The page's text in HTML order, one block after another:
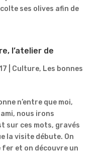
ses olives afin de
l’atelier de
Culture, Les bonnes
n’entre que moi,
nous irons
sur ces mots, gravés
la visite débute. On
fer et on découvre un